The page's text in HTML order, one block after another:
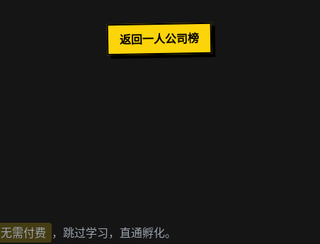
返回一人公司榜
无需付费 ，跳过学习，直通孵化。